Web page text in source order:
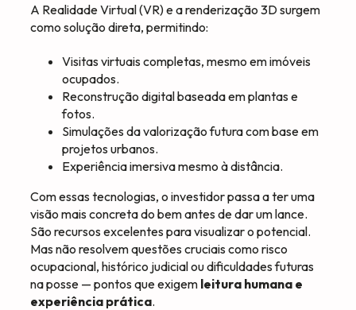
A Realidade Virtual (VR) e a renderização 3D surgem
como solução direta, permitindo:
Visitas virtuais completas, mesmo em imóveis
ocupados.
Reconstrução digital baseada em plantas e
fotos.
Simulações da valorização futura com base em
projetos urbanos.
Experiência imersiva mesmo à distância.
Com essas tecnologias, o investidor passa a ter uma
visão mais concreta do bem antes de dar um lance.
São recursos excelentes para visualizar o potencial.
Mas não resolvem questões cruciais como risco
ocupacional, histórico judicial ou dificuldades futuras
na posse — pontos que exigem leitura humana e
experiência prática.